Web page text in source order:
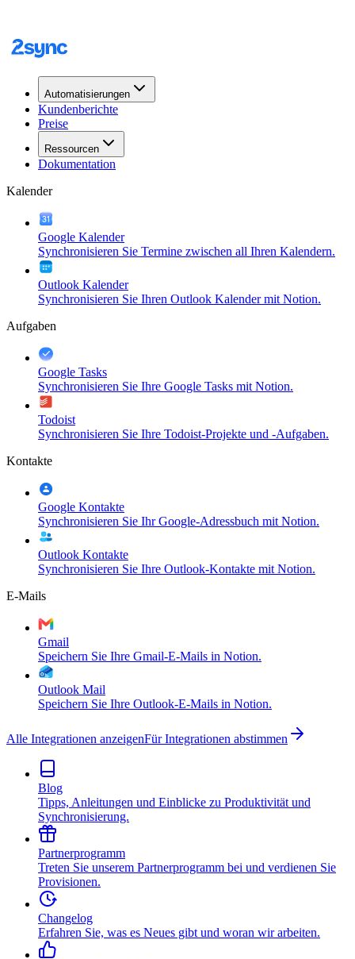
Automatisierungen
Kundenberichte
Preise
Ressourcen
Dokumentation
Kalender
Google Kalender
Synchronisieren Sie Termine zwischen all Ihren Kalendern.
Outlook Kalender
Synchronisieren Sie Ihren Outlook Kalender mit Notion.
Aufgaben
Google Tasks
Synchronisieren Sie Ihre Google Tasks mit Notion.
Todoist
Synchronisieren Sie Ihre Todoist-Projekte und -Aufgaben.
Kontakte
Google Kontakte
Synchronisieren Sie Ihr Google-Adressbuch mit Notion.
Outlook Kontakte
Synchronisieren Sie Ihre Outlook-Kontakte mit Notion.
E-Mails
Gmail
Speichern Sie Ihre Gmail-E-Mails in Notion.
Outlook Mail
Speichern Sie Ihre Outlook-E-Mails in Notion.
Alle Integrationen anzeigenFür Integrationen abstimmen
Blog
Tipps, Anleitungen und Einblicke zu Produktivität und
Synchronisierung.
Partnerprogramm
Treten Sie unserem Partnerprogramm bei und verdienen Sie
Provisionen.
Changelog
Erfahren Sie, was es Neues gibt und woran wir arbeiten.